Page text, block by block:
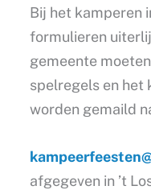
Bij het kamperen
formulieren
gemeente
spelregels en het
worden gemaild
afgegeven in ’t